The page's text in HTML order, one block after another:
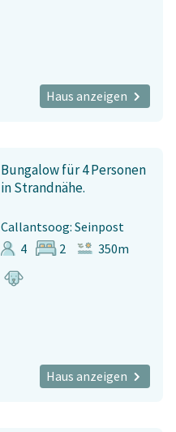
Haus anzeigen
Bungalow für 4 Personen
in Strandnähe.
Callantsoog: Seinpost
4
2 350m
Haus anzeigen